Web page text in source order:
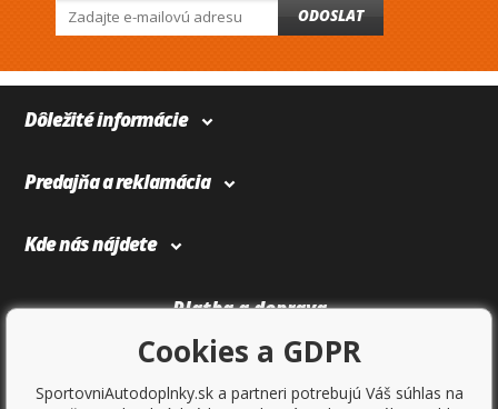
ODOSLAT
Dôležité informácie
Predajňa a reklamácia
Kde nás nájdete
Platba a doprava
Cookies a GDPR
SportovniAutodoplnky.sk a partneri potrebujú Váš súhlas na